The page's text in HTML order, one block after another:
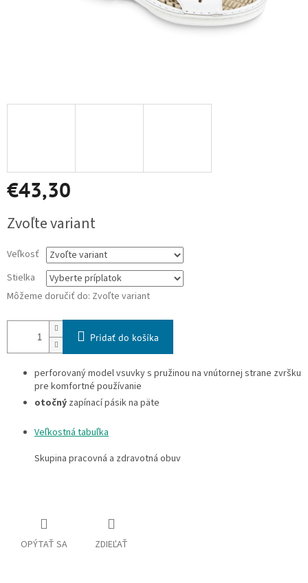
€43,30
cena:
Zvoľte variant
Veľkosť
Stielka
Môžeme doručiť do: Zvoľte variant
Pridať do košíka
perforovaný model vsuvky s pružinou na vnútornej strane zvršku
pre komfortné používanie
otočný zapínací pásik na päte
Veľkostná tabuľka
Skupina pracovná a zdravotná obuv
OPÝTAŤ SA ZDIEĽAŤ